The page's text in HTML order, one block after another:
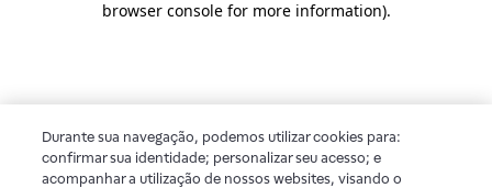
browser console for more information).
Durante sua navegação, podemos utilizar cookies para:
confirmar sua identidade; personalizar seu acesso; e
acompanhar a utilização de nossos websites, visando o